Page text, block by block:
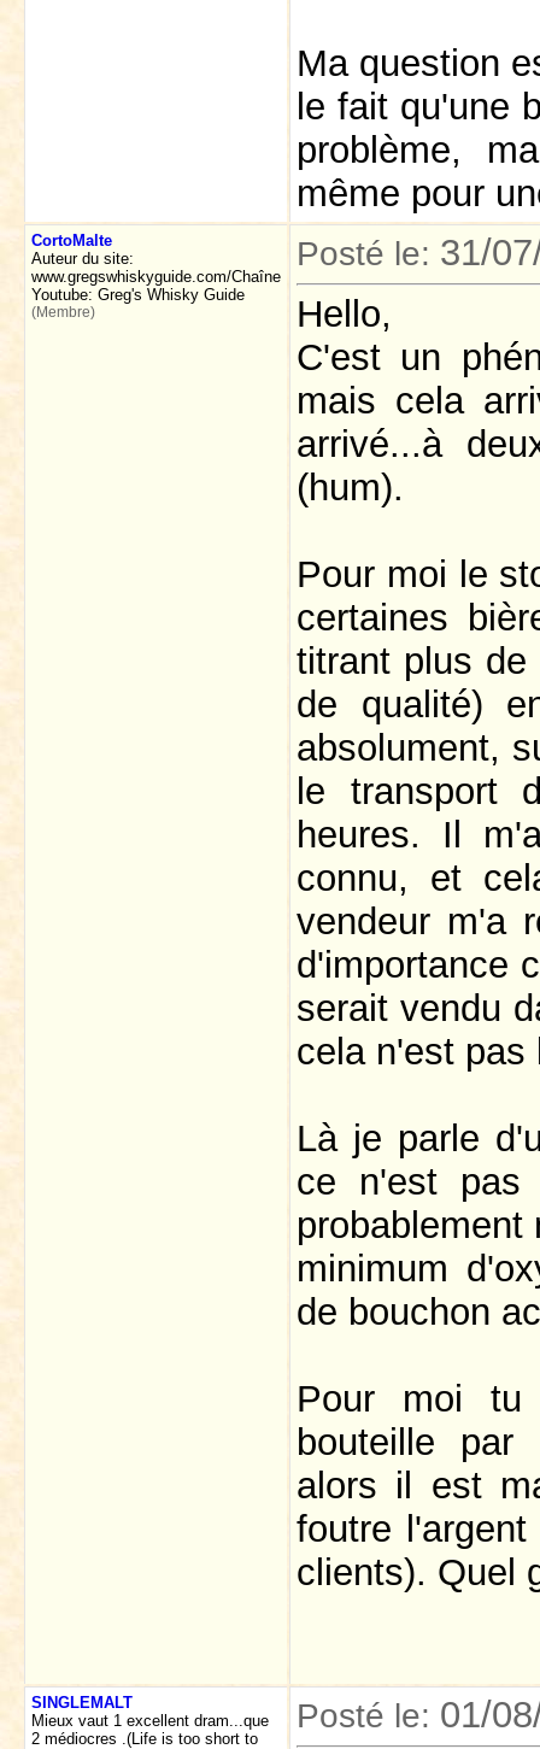
Ma question
le fait qu'une
problème,
même pour
CortoMalte
Auteur du site:
www.gregswhiskyguide.com/Chaîne
Youtube: Greg's Whisky Guide
(Membre)
Posté le: 31/
Hello,
C'est un
mais cela
arrivé...à
(hum).
Pour moi le
certaines
titrant plus
de qualité)
absolument,
le transport
heures. Il
connu, et
vendeur m'a
d'importance
serait vendu
cela n'est pas
Là je parle
ce n'est pas
probablement
minimum
de bouchon
Pour moi tu
bouteille par
alors il est
foutre
clients). Quel
SINGLEMALT
Mieux vaut 1 excellent dram...que
2 médiocres .(Life is too short to
Posté le: 01/